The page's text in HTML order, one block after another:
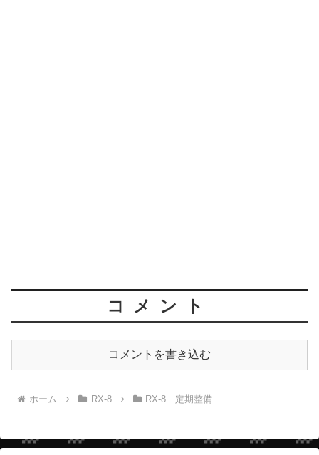
コメント
コメントを書き込む
ホーム RX-8 RX-8 定期整備